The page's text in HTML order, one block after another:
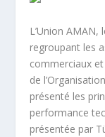
L’Union
regroupant les
commerciaux
de
présenté les
performance
présentée par